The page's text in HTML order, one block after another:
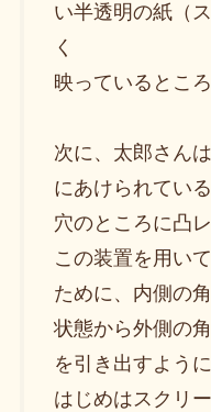
い半透明の紙（
く
映っているとこ
次に、太郎さん
にあけられてい
穴のところに凸
この装置を用い
ために、内側の
状態から外側の
を引き出すように
はじめはスクリ